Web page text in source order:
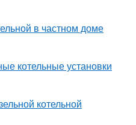
в частном доме
котельные установки
котельной